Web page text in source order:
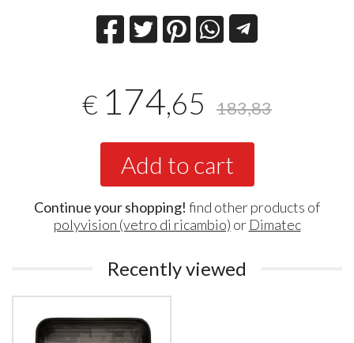
€ 174,65 183,83
Add to cart
Continue your shopping! find other products of
polyvision (vetro di ricambio) or Dimatec
Recently viewed